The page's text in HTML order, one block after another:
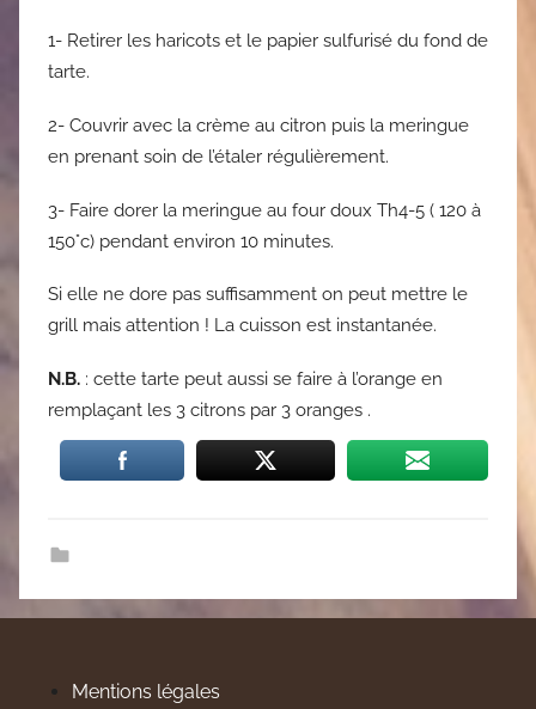
1- Retirer les haricots et le papier sulfurisé du fond de
tarte.
2- Couvrir avec la crème au citron puis la meringue
en prenant soin de l’étaler régulièrement.
3- Faire dorer la meringue au four doux Th4-5 ( 120 à
150°c) pendant environ 10 minutes.
Si elle ne dore pas suffisamment on peut mettre le
grill mais attention ! La cuisson est instantanée.
N.B. : cette tarte peut aussi se faire à l’orange en
remplaçant les 3 citrons par 3 oranges .
Mentions légales